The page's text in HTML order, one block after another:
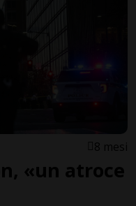
8 mesi
«un atroce